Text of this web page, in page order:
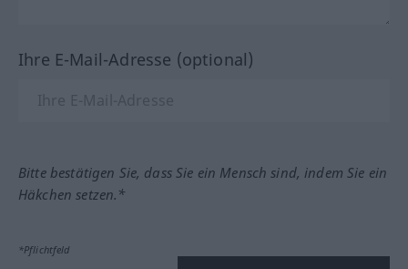
Ihre E-Mail-Adresse (optional)
Bitte bestätigen Sie, dass Sie ein Mensch sind, indem Sie ein
Häkchen setzen.*
*Pflichtfeld